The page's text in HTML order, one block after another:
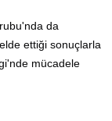
da
ettiği sonuçlarla
mücadele